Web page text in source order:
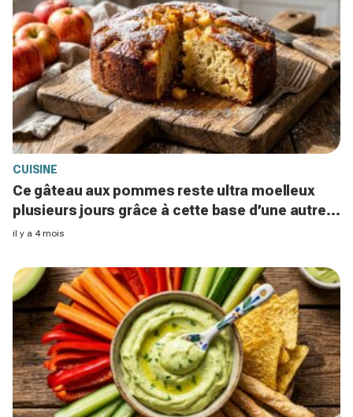
CUISINE
Ce gâteau aux pommes reste ultra moelleux
plusieurs jours grâce à cette base d’une autre
pâtisserie française
il y a 4 mois